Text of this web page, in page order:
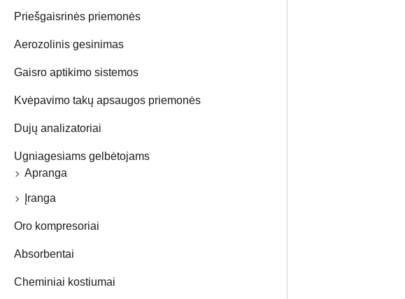
Priešgaisrinės priemonės
Aerozolinis gesinimas
Gaisro aptikimo sistemos
Kvėpavimo takų apsaugos priemonės
Dujų analizatoriai
Ugniagesiams gelbėtojams
Apranga
Įranga
Oro kompresoriai
Absorbentai
Cheminiai kostiumai